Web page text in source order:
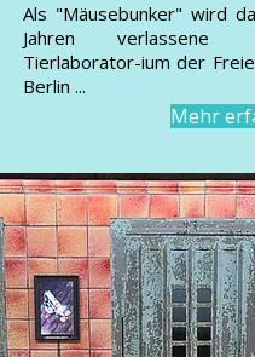
Als "Mäusebunker" wird
Jahren
Tierlaborator-ium der
Berlin ...
Mehr